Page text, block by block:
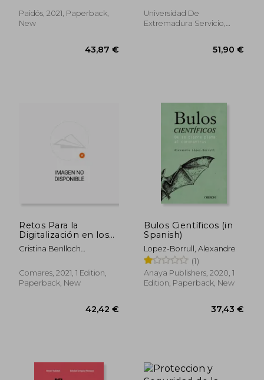
Spanish)
Paidós, 2021, Paperback,
New
Universidad De
Extremadura Servicio,
Retos Para la
Digitalización en los
Entornos Rurales (in
Spanish)
Cristina Benlloch
Comares, 2021, 1 Edition,
Paperback, New
Bulos Científicos (in
Spanish)
Lopez-Borrull, Alexandre
(1)
Anaya Publishers, 2020, 1
Edition, Paperback, New